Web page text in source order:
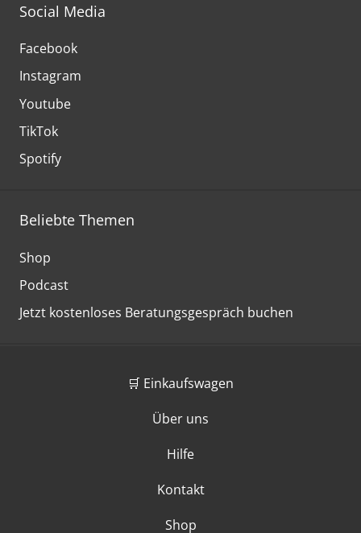
Social Media
Facebook
Instagram
Youtube
TikTok
Spotify
Beliebte Themen
Shop
Podcast
Jetzt kostenloses Beratungsgespräch buchen
🛒 Einkaufswagen
Über uns
Hilfe
Kontakt
Shop